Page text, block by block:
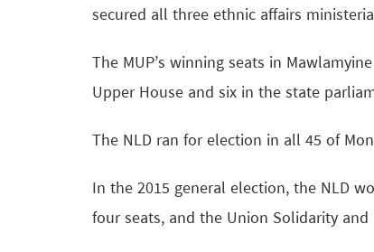
secured all three ethnic affairs
The MUP’s winning seats in
Upper House and six in the state
The NLD ran for election in all 45 of
In the 2015 general election, the NLD
four seats, and the Union Solidarity